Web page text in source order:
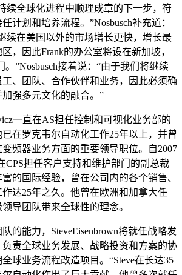
续全球化进程中顺理成章的下一步，符
计划和培养流程。”Nosbusch补充道：
续在美国以外的市场增长更快，增长最
，因此Frank的办公室将设在新加坡，
”Nosbusch接着说：“由于我们将继续
、团队、合作伙伴和业务，因此必须确
强多元文化的融合。”
一直在AS担任控制和可视化业务部的
在罗克韦尔自动化工作25年以上，并曾
频器业务方面的重要领导职位。自2007
CPS担任客户支持和维护部门的副总裁
的国际经验，曾在公司内的各个销售、
达25年之久。他曾在欧洲和加拿大任
导团队带来全球性的理念。
的能力，SteveEisenbrown将就任战略发
责全球业务发展、战略投资和方案的协
球业务流程改造项目。“Steve在长达35